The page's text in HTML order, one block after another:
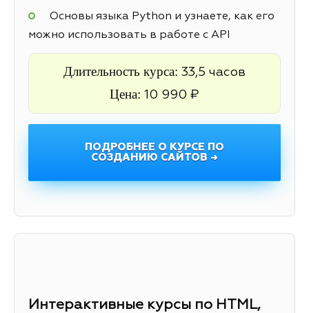
Основы языка Python и узнаете, как его
можно использовать в работе с API
Длительность курса: 33,5 часов
Цена: 10 990 ₽
ПОДРОБНЕЕ О КУРСЕ ПО
СОЗДАНИЮ САЙТОВ →
Интерактивные курсы по HTML,